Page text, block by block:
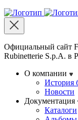
Официальный сайт
Rubinetterie S.p.A. в
О компании
История
Новости
Документация
Каталоги